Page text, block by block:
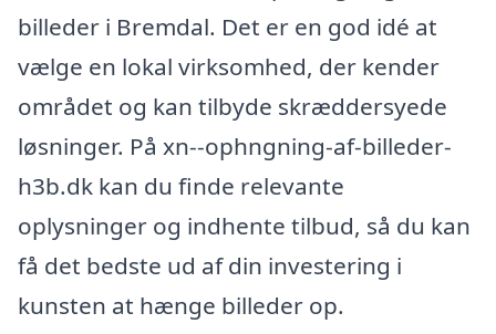
billeder i Bremdal. Det er en god idé at
vælge en lokal virksomhed, der kender
området og kan tilbyde skræddersyede
løsninger. På xn--ophngning-af-billeder-
h3b.dk kan du finde relevante
oplysninger og indhente tilbud, så du kan
få det bedste ud af din investering i
kunsten at hænge billeder op.